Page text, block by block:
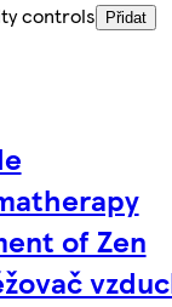
controls
Přidat
of Zen